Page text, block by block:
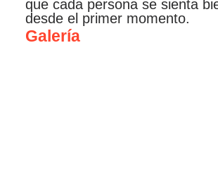
que cada persona se sienta
desde el primer momento.
Galería